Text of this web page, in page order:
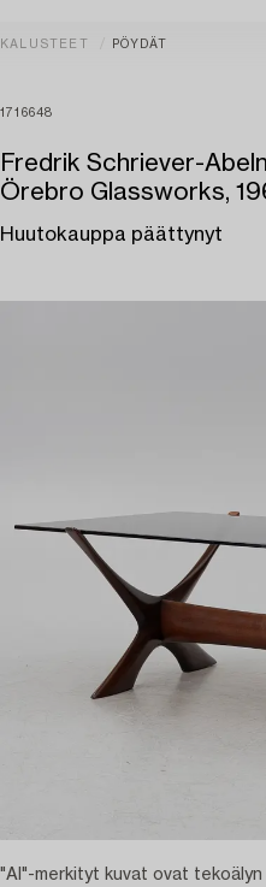
KALUSTEET PÖYDÄT
1716648
Fredrik Schriever-
Örebro Glassworks,
Huutokauppa päättynyt
"AI"-merkityt kuvat ovat tekoälyn